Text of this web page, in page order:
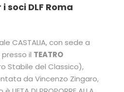
soci DLF Roma
CASTALIA, con sede a
presso il TEATRO
Stabile del Classico),
da Vincenzo Zingaro,